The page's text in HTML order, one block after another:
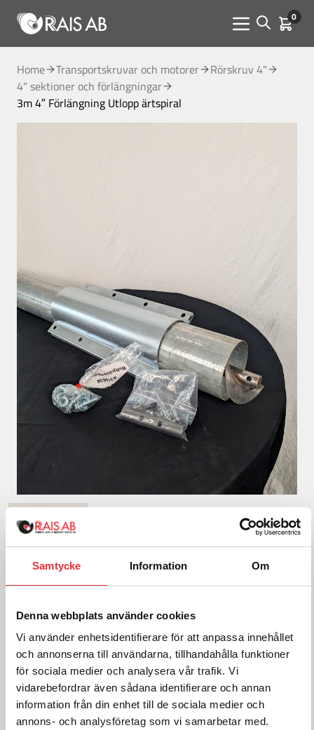
Samtycke Information Om
Denna webbplats använder cookies
Vi använder enhetsidentifierare för att anpassa innehållet
och annonserna till användarna, tillhandahålla funktioner
för sociala medier och analysera vår trafik. Vi
vidarebefordrar även sådana identifierare och annan
information från din enhet till de sociala medier och
annons- och analysföretag som vi samarbetar med.
Menu toggle
Open 0
Home Transportskruvar och motorer Rörskruv 4"
4" sektioner och förlängningar
3m 4″ Förlängning Utlopp ärtspiral
3m 4″ Förlängning Utlopp ärtspiral
2 510SEK exkl. moms
Frakt tillkommer efter orderkännande